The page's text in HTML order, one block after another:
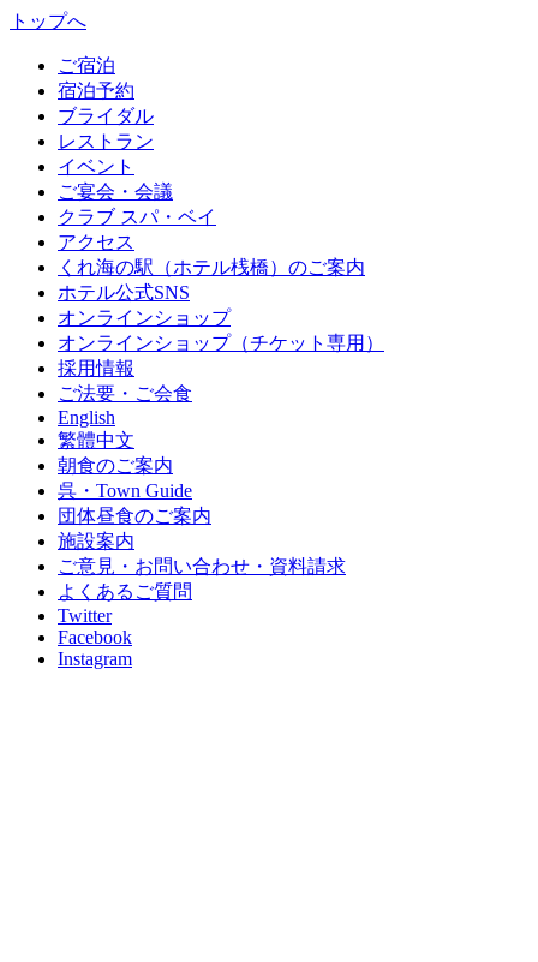
トップへ
ご宿泊
宿泊予約
ブライダル
レストラン
イベント
ご宴会・会議
クラブ スパ・ベイ
アクセス
くれ海の駅（ホテル桟橋）のご案内
ホテル公式SNS
オンラインショップ
オンラインショップ（チケット専用）
採用情報
ご法要・ご会食
English
繁體中文
朝食のご案内
呉・Town Guide
団体昼食のご案内
施設案内
ご意見・お問い合わせ・資料請求
よくあるご質問
Twitter
Facebook
Instagram